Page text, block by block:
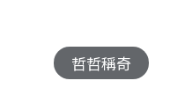
哲哲稱奇